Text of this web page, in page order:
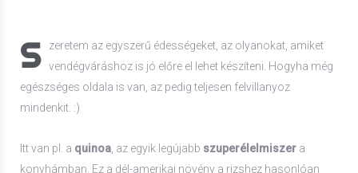
S
zeretem az egyszerű édességeket, az olyanokat, amiket
vendégváráshoz is jó előre el lehet készíteni. Hogyha még
egészséges oldala is van, az pedig teljesen felvillanyoz
mindenkit. :)
Itt van pl. a quinoa , az egyik legújabb szuperélelmiszer a
konyhámban. Ez a dél-amerikai növény a rizshez hasonlóan